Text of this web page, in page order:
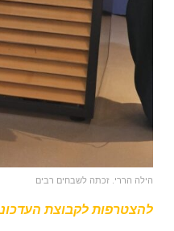
הילה הררי. זכתה לשבחים רבים
להצטרפות לקבוצת